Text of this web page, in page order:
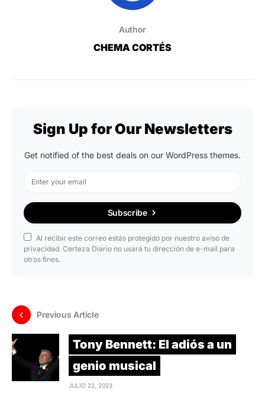
Author
CHEMA CORTÉS
Sign Up for Our Newsletters
Get notified of the best deals on our WordPress themes.
Subscribe
Al recibir este correo estás protegido por nuestro aviso de
privacidad. Certeza Diario no usará tu dirección de e-mail para
otros fines.
Previous Article
Tony Bennett: El adiós a un
genio musical
JULIO 22, 2023